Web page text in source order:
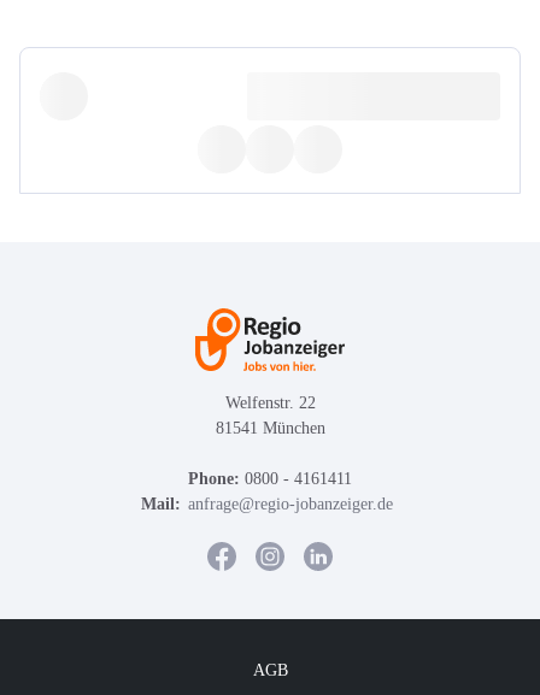
Welfenstr. 22
81541 München
Phone: 0800 - 4161411
Mail: anfrage@regio-jobanzeiger.de
AGB